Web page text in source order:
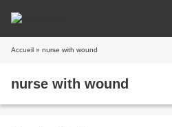
Accueil » nurse with wound
nurse with wound